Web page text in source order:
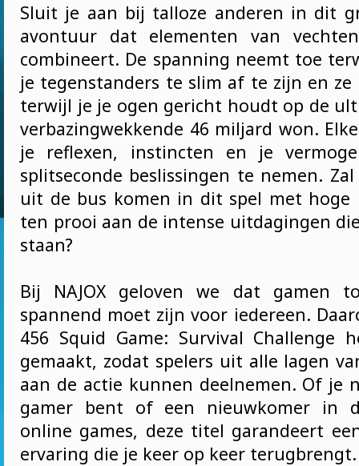
Sluit je aan bij talloze anderen in dit
avontuur dat elementen van
combineert. De spanning neemt toe
je tegenstanders te slim af te zijn en
terwijl je je ogen gericht houdt op de
verbazingwekkende 46 miljard won.
je reflexen, instincten en je
splitseconde beslissingen te nemen.
uit de bus komen in dit spel met hoge
ten prooi aan de intense uitdagingen
staan?
Bij NAJOX geloven we dat gamen
spannend moet zijn voor iedereen.
456 Squid Game: Survival Challenge
gemaakt, zodat spelers uit alle lagen
aan de actie kunnen deelnemen. Of je
gamer bent of een nieuwkomer in
online games, deze titel garandeert
ervaring die je keer op keer terugbrengt.